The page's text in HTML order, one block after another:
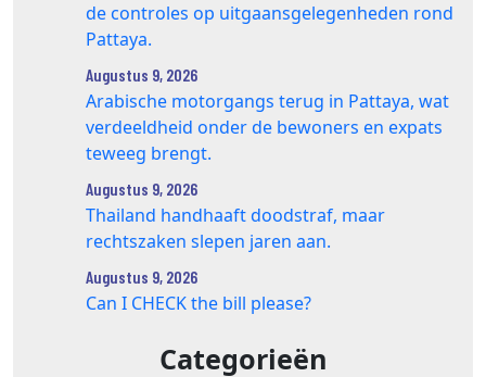
de controles op uitgaansgelegenheden rond
Pattaya.
Augustus 9, 2026
Arabische motorgangs terug in Pattaya, wat
verdeeldheid onder de bewoners en expats
teweeg brengt.
Augustus 9, 2026
Thailand handhaaft doodstraf, maar
rechtszaken slepen jaren aan.
Augustus 9, 2026
Can I CHECK the bill please?
Categorieën